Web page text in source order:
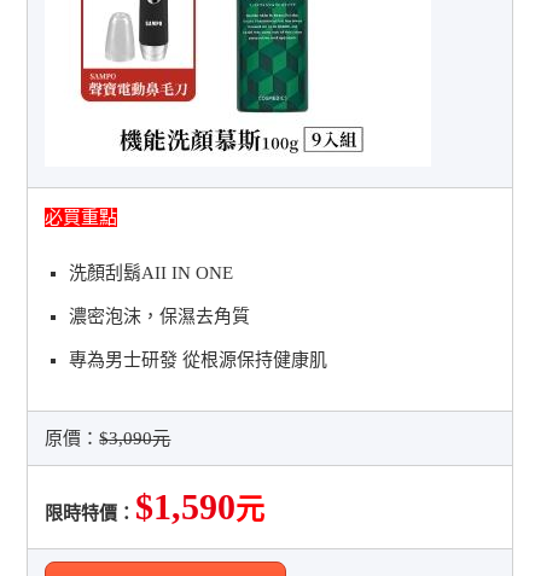
必買重點
洗顏刮鬍AII IN ONE
濃密泡沫，保濕去角質
專為男士研發 從根源保持健康肌
原價：$3,090元
限時特價： $1,590元